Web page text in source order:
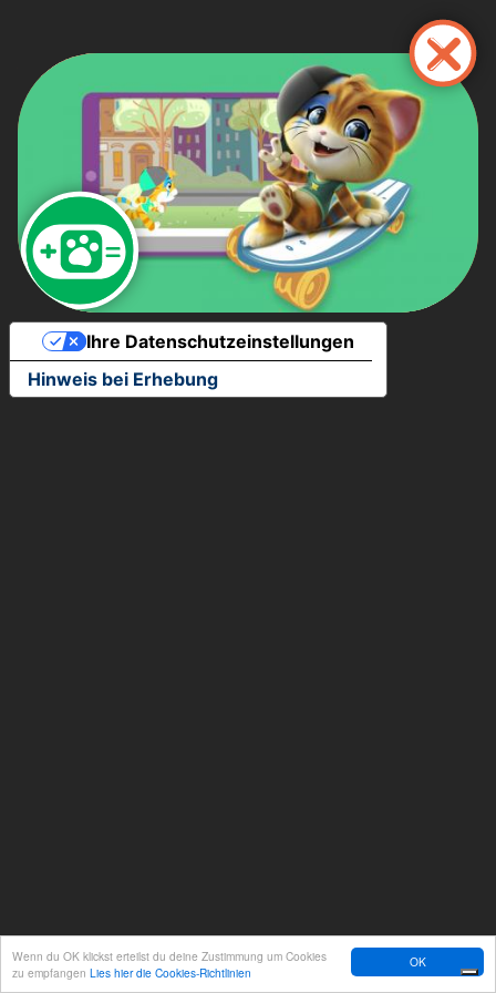
OK
Wenn du OK klickst erteilst du deine Zustimmung um Cookies
zu empfangen Lies hier die Cookies-Richtlinien
Inhalt
Hinweis bei Erhebung
Ihre Datenschutzeinstellungen